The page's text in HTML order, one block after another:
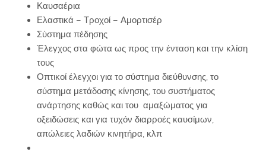
Καυσαέρια
Ελαστικά – Τροχοί – Αμορτισέρ
Σύστημα πέδησης
Έλεγχος στα φώτα ως προς την ένταση και την κλίση
τους
Οπτικοί έλεγχοι για το σύστημα διεύθυνσης, το
σύστημα μετάδοσης κίνησης, του συστήματος
ανάρτησης καθώς και του αμαξώματος για
οξειδώσεις και για τυχόν διαρροές καυσίμων,
απώλειες λαδιών κινητήρα, κλπ